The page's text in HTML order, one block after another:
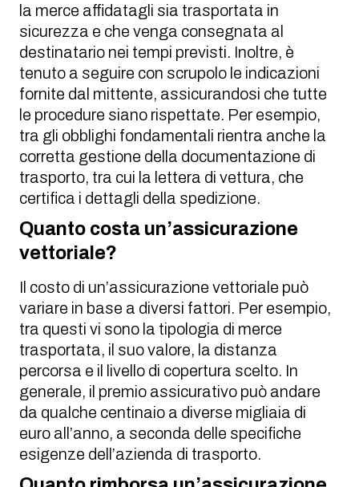
la merce affidatagli sia trasportata in
sicurezza e che venga consegnata al
destinatario nei tempi previsti. Inoltre, è
tenuto a seguire con scrupolo le indicazioni
fornite dal mittente, assicurandosi che tutte
le procedure siano rispettate. Per esempio,
tra gli obblighi fondamentali rientra anche la
corretta gestione della documentazione di
trasporto, tra cui la lettera di vettura, che
certifica i dettagli della spedizione.
Quanto costa un’assicurazione
vettoriale?
Il costo di un’assicurazione vettoriale può
variare in base a diversi fattori. Per esempio,
tra questi vi sono la tipologia di merce
trasportata, il suo valore, la distanza
percorsa e il livello di copertura scelto. In
generale, il premio assicurativo può andare
da qualche centinaio a diverse migliaia di
euro all’anno, a seconda delle specifiche
esigenze dell’azienda di trasporto.